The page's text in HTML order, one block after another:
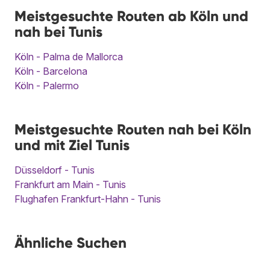
Meistgesuchte Routen ab Köln und
nah bei Tunis
Köln - Palma de Mallorca
Köln - Barcelona
Köln - Palermo
Meistgesuchte Routen nah bei Köln
und mit Ziel Tunis
Düsseldorf - Tunis
Frankfurt am Main - Tunis
Flughafen Frankfurt-Hahn - Tunis
Ähnliche Suchen